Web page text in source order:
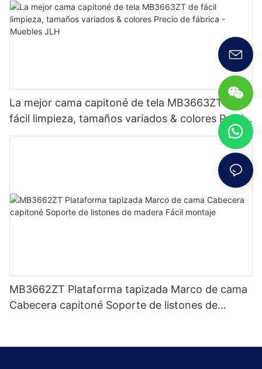
La mejor cama capitoné de tela MB3663ZT de
fácil limpieza, tamaños variados & colores Precio
de fábrica - Muebles JLH
MB3662ZT Plataforma tapizada Marco de cama
Cabecera capitoné Soporte de listones de